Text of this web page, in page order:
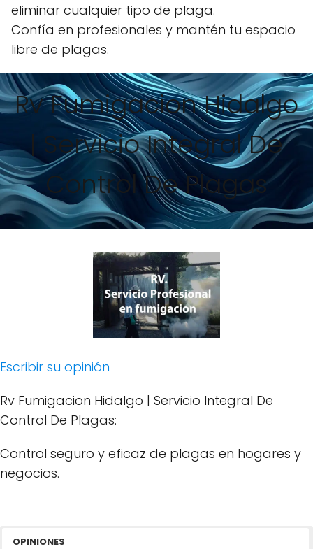
eliminar cualquier tipo de plaga.
Confía en profesionales y mantén tu espacio
libre de plagas.
Rv Fumigacion Hidalgo
| Servicio Integral De
Control De Plagas
Escribir su opinión
Rv Fumigacion Hidalgo | Servicio Integral De
Control De Plagas:
Control seguro y eficaz de plagas en hogares y
negocios.
OPINIONES